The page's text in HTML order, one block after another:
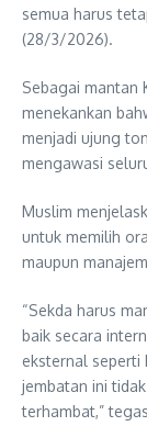
semua harus
(28/3/2026).
Sebagai mantan
menekankan
menjadi ujung
mengawasi
Muslim
untuk memilih
maupun
“Sekda harus
baik secara
eksternal seperti
jembatan ini
terhambat,”